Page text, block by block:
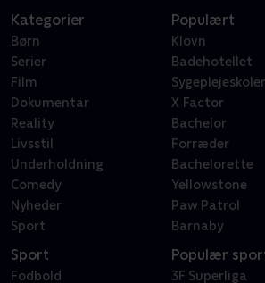
Kategorier
Børn
Serier
Film
Dokumentar
Reality
Livsstil
Underholdning
Comedy
Nyheder
Sport
Populært
Klovn
Badehotellet
X Factor
Bachelor
Forræder
Bachelorette
Yellowstone
Paw Patrol
Barnaby
Sport
Fodbold
Populær
3F Superliga